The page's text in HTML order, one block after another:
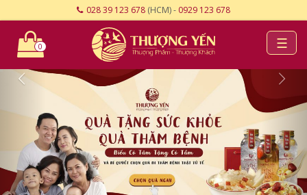
028 39 123 678 (HCM) - 0929 123 678
☰
0